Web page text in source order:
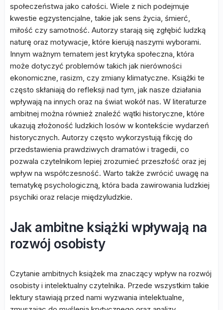
społeczeństwa jako całości. Wiele z nich podejmuje
kwestie egzystencjalne, takie jak sens życia, śmierć,
miłość czy samotność. Autorzy starają się zgłębić ludzką
naturę oraz motywacje, które kierują naszymi wyborami.
Innym ważnym tematem jest krytyka społeczna, która
może dotyczyć problemów takich jak nierówności
ekonomiczne, rasizm, czy zmiany klimatyczne. Książki te
często skłaniają do refleksji nad tym, jak nasze działania
wpływają na innych oraz na świat wokół nas. W literaturze
ambitnej można również znaleźć wątki historyczne, które
ukazują złożoność ludzkich losów w kontekście wydarzeń
historycznych. Autorzy często wykorzystują fikcję do
przedstawienia prawdziwych dramatów i tragedii, co
pozwala czytelnikom lepiej zrozumieć przeszłość oraz jej
wpływ na współczesność. Warto także zwrócić uwagę na
tematykę psychologiczną, która bada zawirowania ludzkiej
psychiki oraz relacje międzyludzkie.
Jak ambitne książki wpływają na
rozwój osobisty
Czytanie ambitnych książek ma znaczący wpływ na rozwój
osobisty i intelektualny czytelnika. Przede wszystkim takie
lektury stawiają przed nami wyzwania intelektualne,